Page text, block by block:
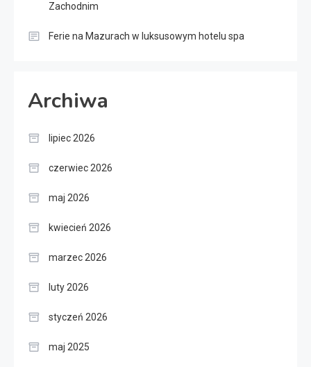
Zachodnim
Ferie na Mazurach w luksusowym hotelu spa
Archiwa
lipiec 2026
czerwiec 2026
maj 2026
kwiecień 2026
marzec 2026
luty 2026
styczeń 2026
maj 2025